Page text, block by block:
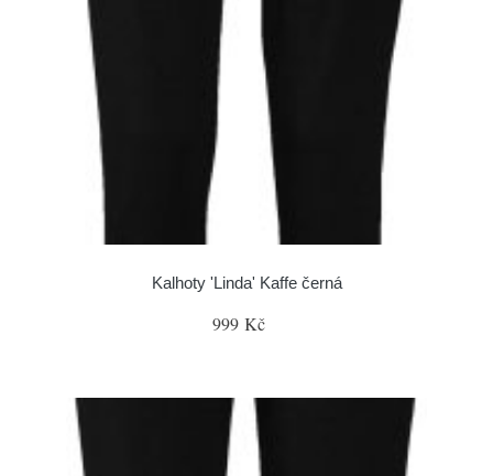
Kalhoty 'Linda' Kaffe černá
999 Kč